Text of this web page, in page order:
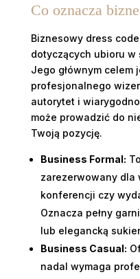
Co oznacza
Biznesowy dress
dotyczących ubioru
Jego głównym celem
profesjonalnego
autorytet i
może prowadzić do
Twoją pozycję.
Business Formal:
zarezerwowany dla
konferencji czy
Oznacza pełny
lub elegancką
Business Casual:
nadal wymaga